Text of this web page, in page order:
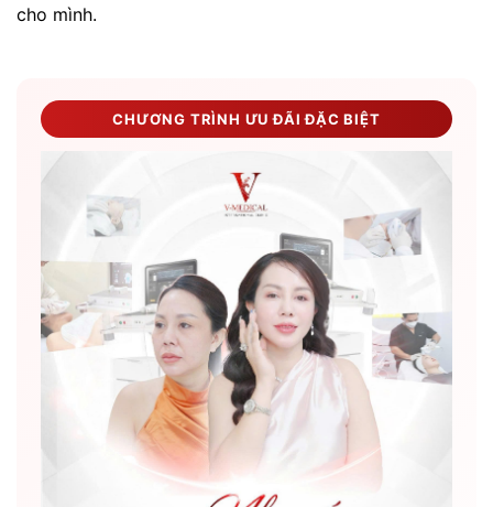
cho mình.
CHƯƠNG TRÌNH ƯU ĐÃI ĐẶC BIỆT